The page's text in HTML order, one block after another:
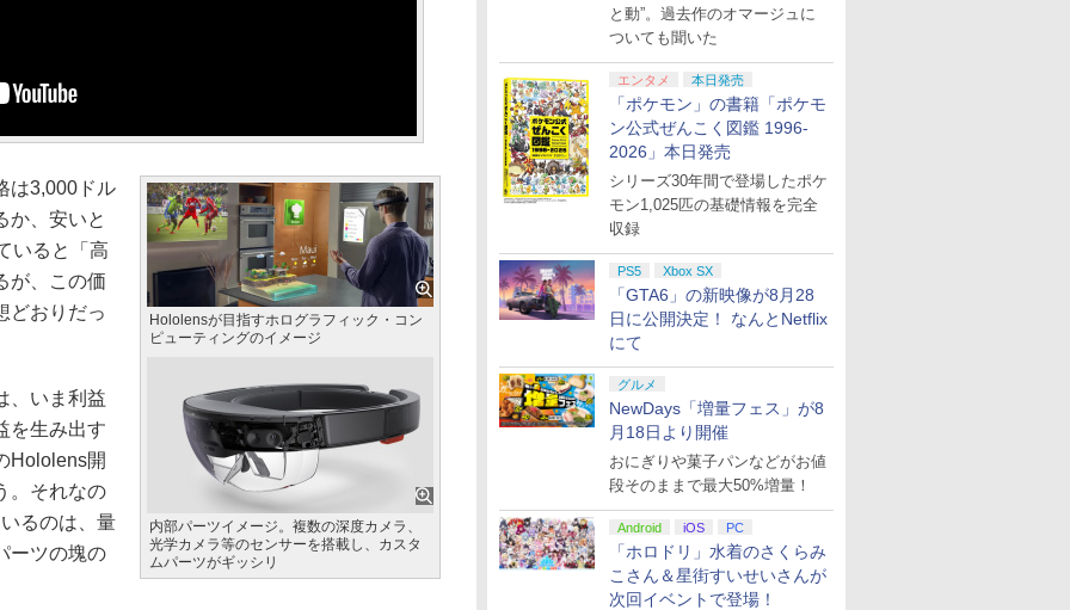
と動”。過去作のオマージュに
ついても聞いた
エンタメ 本日発売
「ポケモン」の書籍「ポケモ
ン公式ぜんこく図鑑 1996-
2026」本日発売
シリーズ30年間で登場したポケ
モン1,025匹の基礎情報を完全
収録
PS5 Xbox SX
「GTA6」の新映像が8月28
日に公開決定！ なんとNetflix
にて
グルメ
NewDays「増量フェス」が8
月18日より開催
おにぎりや菓子パンなどがお値
段そのままで最大50%増量！
Android iOS PC
「ホロドリ」水着のさくらみ
こさん＆星街すいせいさんが
次回イベントで登場！
Hololensが目指すホログラフィック・コン
ピューティングのイメージ
内部パーツイメージ。複数の深度カメラ、
光学カメラ等のセンサーを搭載し、カスタ
ムパーツがギッシリ
3,000ドル
か、安いと
いると「高
が、この価
どおりだっ
いま利益
を生み出す
Hololens開
。それなの
るのは、量
ーツの塊の